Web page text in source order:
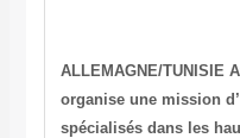
ALLEMAGNE/TUNISIE
organise une mission
spécialisés dans les